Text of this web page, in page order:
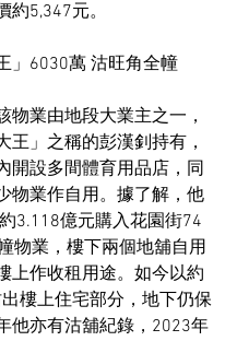
約5,347元。
」6030萬 沽旺角全幢
物業由地段大業主之一，
王」之稱的彭漢釗持有，
開設多間體育用品店，同
物業作自用。據了解，他
3.118億元購入花園街74
物業，樓下兩個地舖自用
上作收租用途。如今以約
樓上住宅部分，地下仍保
他亦有沽舖紀錄，2023年